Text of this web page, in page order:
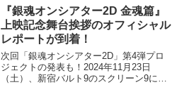
『銀魂オンシアター2D 金魂篇』
上映記念舞台挨拶のオフィシャル
レポートが到着！
次回「銀魂オンシアター2D」第4弾プロ
ジェクトの発表も！2024年11月23日
（土）、新宿バルト9のスクリーン9に